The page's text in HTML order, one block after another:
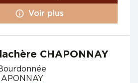
Voir plus
CHAPONNAY